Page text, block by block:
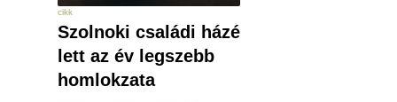
cikk
Szolnoki családi házé
lett az év legszebb
homlokzata